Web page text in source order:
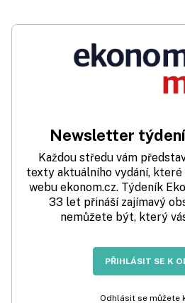
Newsletter
Každou středu vám
texty aktuálního vydání,
webu ekonom.cz. Týdeník
33 let přináší zajímavý
nemůžete být, který
PŘIHLÁSIT SE K
Odhlásit se můžete